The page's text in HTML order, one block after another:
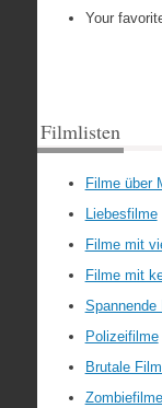
Your
Filmlisten
Filme über
Liebesfilme
Filme mit
Filme mit
Spannende
Polizeifilme
Brutale
Zombiefilme